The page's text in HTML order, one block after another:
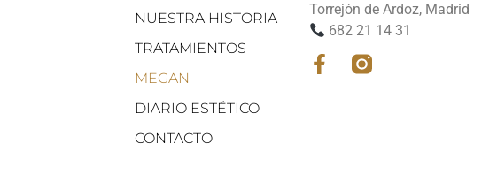
NUESTRA HISTORIA
TRATAMIENTOS
MEGAN
DIARIO ESTÉTICO
CONTACTO
Torrejón de Ardoz, Madrid
682 21 14 31